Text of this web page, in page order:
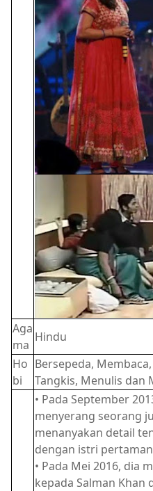
Aga
ma
Hindu
Ho
bi
Bersepeda,
Tangkis, Menulis dan
• Pada September
menyerang seorang
menanyakan detail
dengan istri
• Pada Mei 2016, dia
kepada Salman Khan